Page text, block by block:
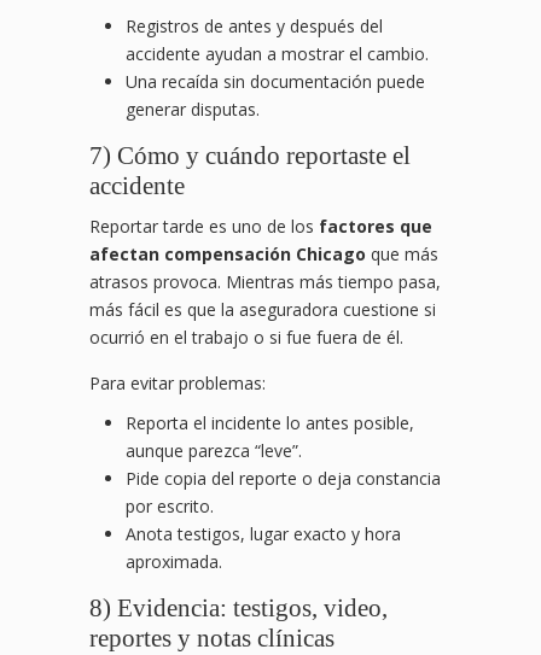
Registros de antes y después del
accidente ayudan a mostrar el cambio.
Una recaída sin documentación puede
generar disputas.
7) Cómo y cuándo reportaste el
accidente
Reportar tarde es uno de los factores que
afectan compensación Chicago que más
atrasos provoca. Mientras más tiempo pasa,
más fácil es que la aseguradora cuestione si
ocurrió en el trabajo o si fue fuera de él.
Para evitar problemas:
Reporta el incidente lo antes posible,
aunque parezca “leve”.
Pide copia del reporte o deja constancia
por escrito.
Anota testigos, lugar exacto y hora
aproximada.
8) Evidencia: testigos, video,
reportes y notas clínicas